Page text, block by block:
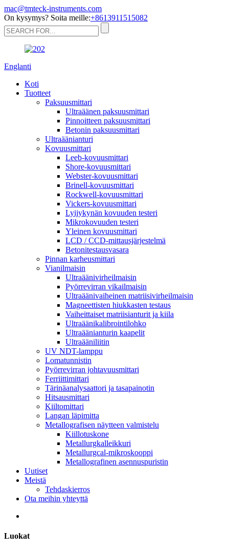
mac@tmteck-instruments.com
On kysymys? Soita meille:+8613911515082
Englanti
Koti
Tuotteet
Paksuusmittari
Ultraäänen paksuusmittari
Pinnoitteen paksuusmittari
Betonin paksuusmittari
Ultraäänianturi
Kovuusmittari
Leeb-kovuusmittari
Shore-kovuusmittari
Webster-kovuusmittari
Brinell-kovuusmittari
Rockwell-kovuusmittari
Vickers-kovuusmittari
Lyijykynän kovuuden testeri
Mikrokovuuden testeri
Yleinen kovuusmittari
LCD / CCD-mittausjärjestelmä
Betonitestausvasara
Pinnan karheusmittari
Vianilmaisin
Ultraäänivirheilmaisin
Pyörrevirran vikailmaisin
Ultraäänivaiheinen matriisivirheilmaisin
Magneettisten hiukkasten testaus
Vaiheittaiset matriisianturit ja kiila
Ultraäänikalibrointilohko
Ultraäänianturin kaapelit
Ultraääniliitin
UV NDT-lamppu
Lomatunnistin
Pyörrevirran johtavuusmittari
Ferriittimittari
Tärinäanalysaattori ja tasapainotin
Hitsausmittari
Kiiltomittari
Langan läpimitta
Metallografisen näytteen valmistelu
Kiillotuskone
Metallurgkalleikkuri
Metallurgcal-mikroskooppi
Metallografinen asennuspuristin
Uutiset
Meistä
Tehdaskierros
Ota meihin yhteyttä
Luokat